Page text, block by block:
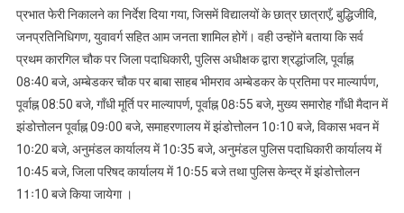
प्रभात फेरी निकालने का निर्देश दिया गया, जिसमें विद्यालयों के छात्र छात्राएँ, बुद्धिजीवि,
जनप्रतिनिधिगण, युवावर्ग सहित आम जनता शामिल होगें। वही उन्होंने बताया कि सर्व
प्रथम कारगिल चौक पर जिला पदाधिकारी, पुलिस अधीक्षक द्वारा श्रद्धांजलि, पूर्वाह्न
08ः40 बजे, अम्बेडकर चौक पर बाबा साहब भीमराव अम्बेडकर के प्रतिमा पर माल्यार्पण,
पूर्वाह्न 08:50 बजे, गाँधी मूर्ति पर माल्यापर्ण, पूर्वाह्न 08ः55 बजे, मुख्य समारोह गाँधी मैदान में
झंडोत्तोलन पूर्वाह्न 09ः00 बजे, समाहरणालय में झंडोत्तोलन 10ः10 बजे, विकास भवन में
10ः20 बजे, अनुमंडल कार्यालय में 10ः35 बजे, अनुमंडल पुलिस पदाधिकारी कार्यालय में
10ः45 बजे, जिला परिषद कार्यालय में 10ः55 बजे तथा पुलिस केन्द्र में झंडोत्तोलन
11ः10 बजे किया जायेगा ।